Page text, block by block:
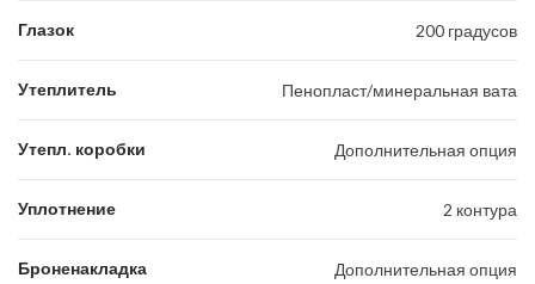
Глазок 200 градусов
Утеплитель Пенопласт/минеральная вата
Утепл. коробки Дополнительная опция
Уплотнение 2 контура
Броненакладка Дополнительная опция